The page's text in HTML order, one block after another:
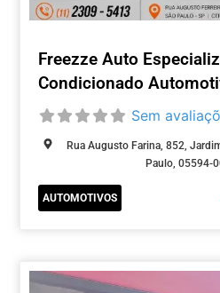
Freezze Auto
Condicionado
Sem
Rua Augusto Farina, 852,
Paulo, 05594-
AUTOMOTIVOS